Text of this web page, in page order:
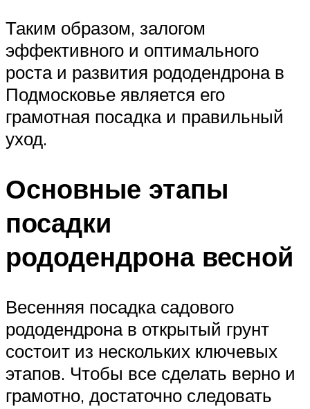
Таким образом, залогом
эффективного и оптимального
роста и развития рододендрона в
Подмосковье является его
грамотная посадка и правильный
уход.
Основные этапы
посадки
рододендрона весной
Весенняя посадка садового
рододендрона в открытый грунт
состоит из нескольких ключевых
этапов. Чтобы все сделать верно и
грамотно, достаточно следовать